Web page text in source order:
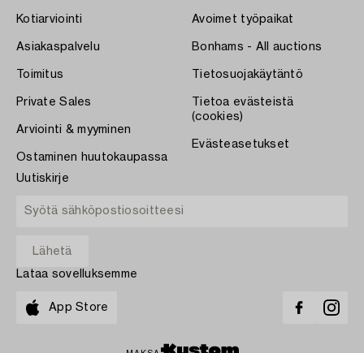
Kotiarviointi
Asiakaspalvelu
Toimitus
Private Sales
Arviointi & myyminen
Ostaminen huutokaupassa
Avoimet työpaikat
Bonhams - All auctions
Tietosuojakäytäntö
Tietoa evästeistä
(cookies)
Evästeasetukset
Uutiskirje
Lataa sovelluksemme
App Store